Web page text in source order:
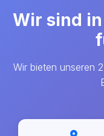
Wir sind
Wir bieten unseren